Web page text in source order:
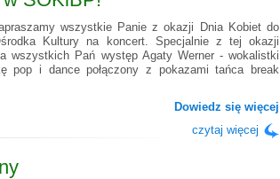
wszystkie Panie z okazji Dnia Kobiet do
Kultury na koncert. Specjalnie z tej okazji
wszystkich Pań występ Agaty Werner - wokalistki
pop i dance połączony z pokazami tańca break
Dowiedz się więcej
czytaj więcej